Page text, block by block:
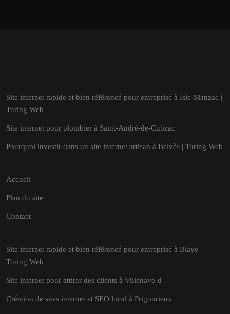
Site internet rapide et bien référencé pour entreprise à Isle-Manzac |
Turing Web
Site internet pour plombier à Saint-André-de-Cubzac
Pourquoi investir dans un site internet artisan à Belvès | Turing Web
Accueil
Plan du site
Contact
Site internet rapide et bien référencé pour entreprise à Blaye |
Turing Web
Site internet pour attirer des clients à Villenave-d
Création de sites internet et SEO local à Prigonrieux